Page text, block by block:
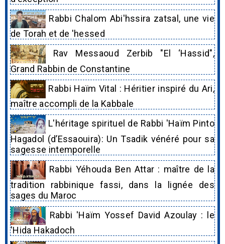
Rabbi Chalom Abi'hssira zatsal, une vie
de Torah et de 'hessed
Rav Messaoud Zerbib "El ‘Hassid",
Grand Rabbin de Constantine
Rabbi Haïm Vital : Héritier inspiré du Ari,
maître accompli de la Kabbale
L'héritage spirituel de Rabbi 'Haïm Pinto
Hagadol (d’Essaouira): Un Tsadik vénéré pour sa
sagesse intemporelle
Rabbi Yéhouda Ben Attar : maître de la
tradition rabbinique fassi, dans la lignée des
sages du Maroc
Rabbi 'Haïm Yossef David Azoulay : le
'Hida Hakadoch